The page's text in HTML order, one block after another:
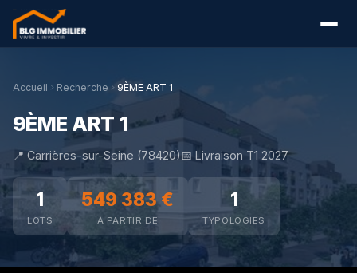
Accueil Recherche 9ÈME ART 1
9ÈME ART 1
📍 Carrières-sur-Seine (78420)📅 Livraison T1 2027
1
LOTS
549 383 €
À PARTIR DE
1
TYPOLOGIES